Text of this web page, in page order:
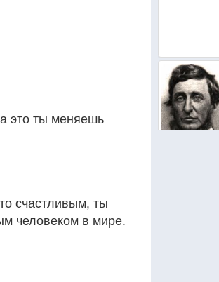
это ты меняешь
счастливым, ты
человеком в мире.